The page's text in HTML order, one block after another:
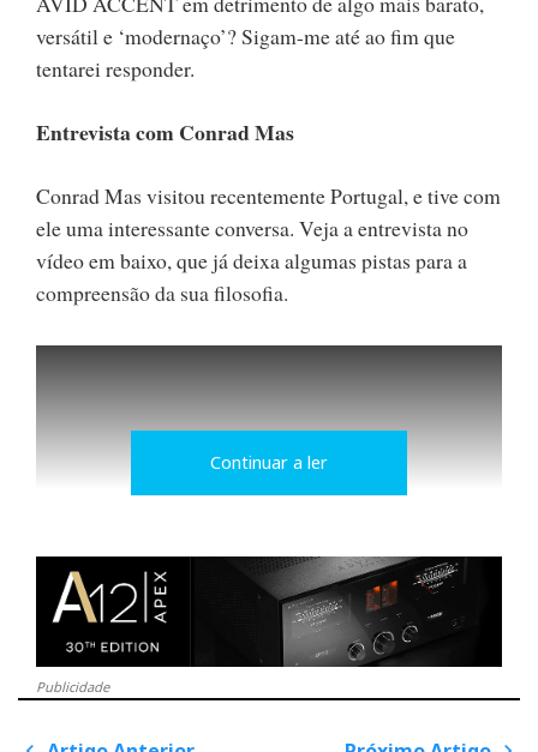
versátil e ‘modernaço’? Sigam-me até ao fim que
tentarei responder.
Entrevista com Conrad Mas
Conrad Mas visitou recentemente Portugal, e tive com
ele uma interessante conversa. Veja a entrevista no
vídeo em baixo, que já deixa algumas pistas para a
compreensão da sua filosofia.
Hi-Fi com rosto
Continuar a ler
Publicidade